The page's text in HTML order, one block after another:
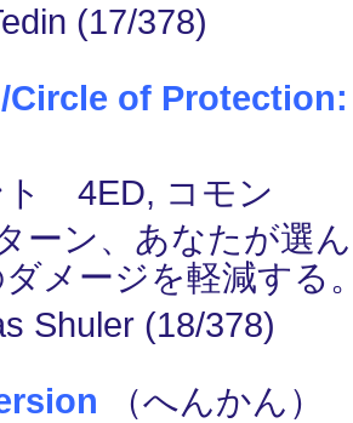
(17/378)
/Circle of
ト 4ED, コモン
ーン、あなたが選
メージを軽減する
Shuler (18/378)
（へんかん）